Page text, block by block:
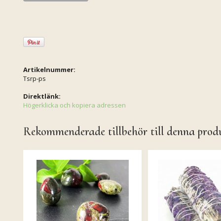
Artikelnummer:
Tsrp-ps
Direktlänk:
Högerklicka och kopiera adressen
Rekommenderade tillbehör till denna